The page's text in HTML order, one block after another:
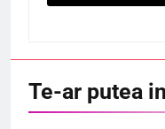
Te-ar putea